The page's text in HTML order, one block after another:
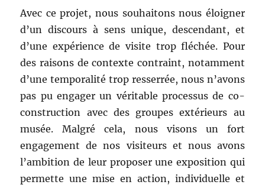
Avec ce projet, nous souhaitons nous éloigner
d’un discours à sens unique, descendant, et
d’une expérience de visite trop fléchée. Pour
des raisons de contexte contraint, notamment
d’une temporalité trop resserrée, nous n’avons
pas pu engager un véritable processus de co-
construction avec des groupes extérieurs au
musée. Malgré cela, nous visons un fort
engagement de nos visiteurs et nous avons
l’ambition de leur proposer une exposition qui
permette une mise en action, individuelle et